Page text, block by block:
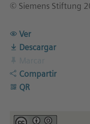
© Siemens Stiftung
Ver
Descargar
Compartir
QR